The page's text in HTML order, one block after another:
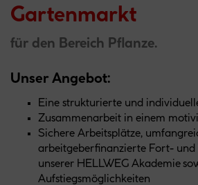
Gartenmarkt
für den Bereich Pflanze.
Unser Angebot:
Eine strukturierte und
Zusammenarbeit in einem
Sichere Arbeitsplätze,
arbeitgeberfinanzierte Fort- und
unserer HELLWEG Akademie
Aufstiegsmöglichkeiten